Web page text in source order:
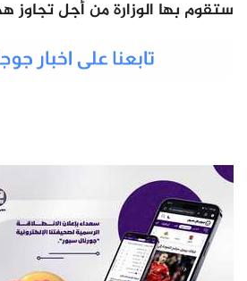
ستقوم بها الوزارة من أجل تجاوز